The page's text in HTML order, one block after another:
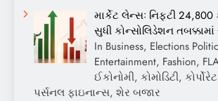
માર્કેટ લેન્સઃ નિફ્ટી
સુધી કોન્સોલિડેશન
In Business, Elections
Entertainment, Fashion,
ઈકોનોમી, કોમોડિટી,
પર્સનલ ફાઇનાન્સ, શેર બજાર